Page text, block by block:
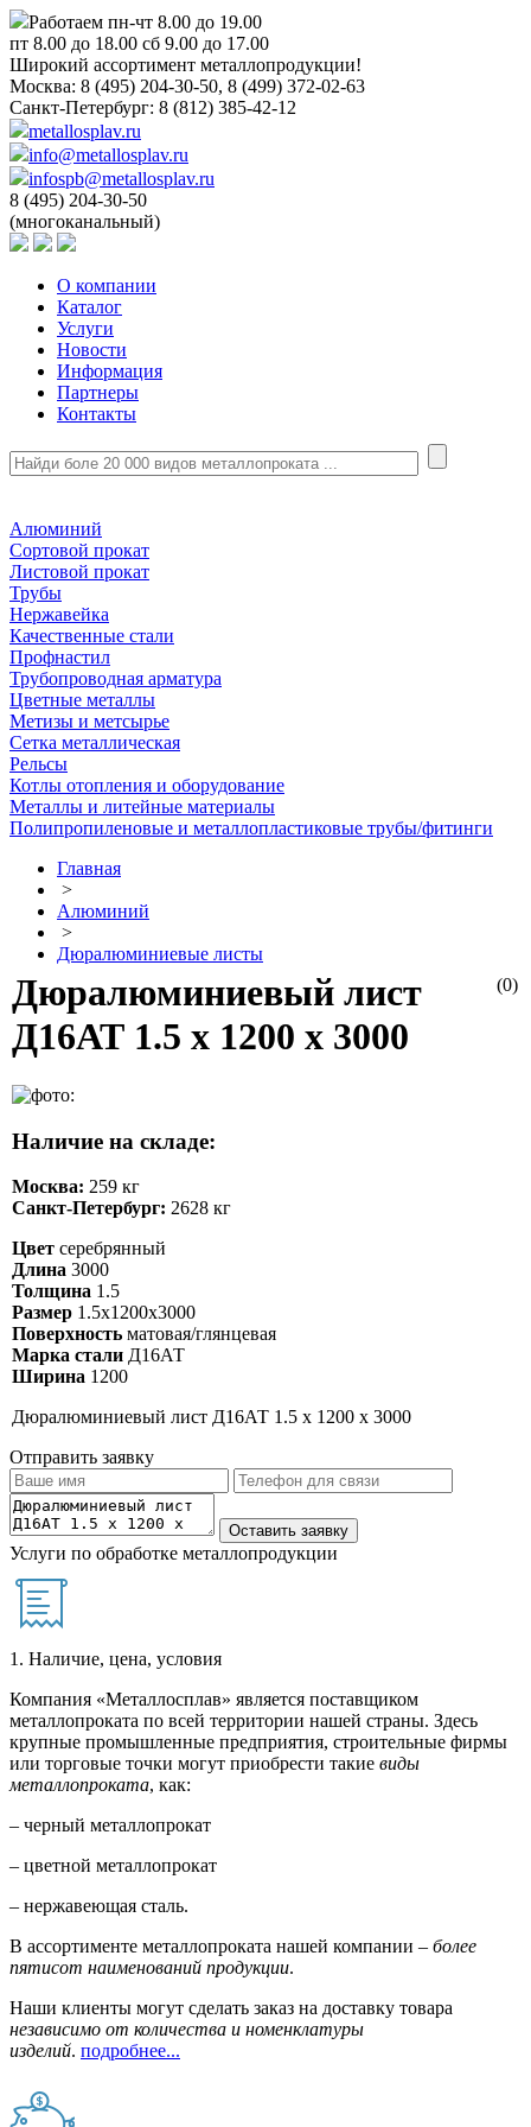
Работаем пн-чт 8.00 до 19.00
пт 8.00 до 18.00 сб 9.00 до 17.00
Широкий ассортимент металлопродукции!
Москва: 8 (495) 204-30-50, 8 (499) 372-02-63
Санкт-Петербург: 8 (812) 385-42-12
metallosplav.ru
info@metallosplav.ru
infospb@metallosplav.ru
8 (495) 204-30-50
(многоканальный)
О компании
Каталог
Услуги
Новости
Информация
Партнеры
Контакты
Алюминий
Сортовой прокат
Листовой прокат
Трубы
Нержавейка
Качественные стали
Профнастил
Трубопроводная арматура
Цветные металлы
Метизы и метсырье
Сетка металлическая
Рельсы
Котлы отопления и оборудование
Металлы и литейные материалы
Полипропиленовые и металлопластиковые трубы/фитинги
Главная
>
Алюминий
>
Дюралюминиевые листы
(0)
Дюралюминиевый лист
Д16АТ 1.5 х 1200 х 3000
Наличие на складе:
Москва: 259 кг
Санкт-Петербург: 2628 кг
Цвет серебрянный
Длина 3000
Толщина 1.5
Размер 1.5х1200х3000
Поверхность матовая/глянцевая
Марка стали Д16АТ
Ширина 1200
Дюралюминиевый лист Д16АТ 1.5 х 1200 х 3000
Отправить заявку
Услуги по обработке металлопродукции
1. Наличие, цена, условия
Компания «Металлосплав» является поставщиком
металлопроката по всей территории нашей страны. Здесь
крупные промышленные предприятия, строительные фирмы
или торговые точки могут приобрести такие виды
металлопроката, как:
– черный металлопрокат
– цветной металлопрокат
– нержавеющая сталь.
В ассортименте металлопроката нашей компании – более
пятисот наименований продукции.
Наши клиенты могут сделать заказ на доставку товара
независимо от количества и номенклатуры
изделий. подробнее...